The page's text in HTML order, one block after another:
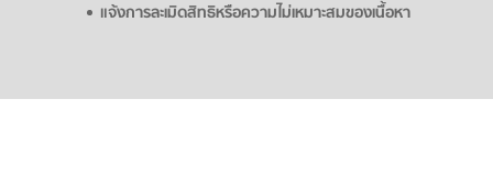
แจ้งการละเมิดสิทธิหรือความไม่เหมาะสมของเนื้อหา